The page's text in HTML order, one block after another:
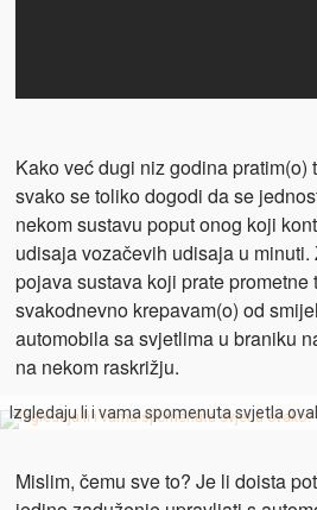
Kako već dugi niz godina pratim(o)
svako se toliko dogodi da se
nekom sustavu poput onog koji
udisaja vozačevih udisaja u
pojava sustava koji prate prometne
svakodnevno krepavam(o) od
automobila sa svjetlima u braniku
na nekom raskrižju.
Izgledaju li i vama spomenuta svjetla
Mislim, čemu sve to? Je li doista